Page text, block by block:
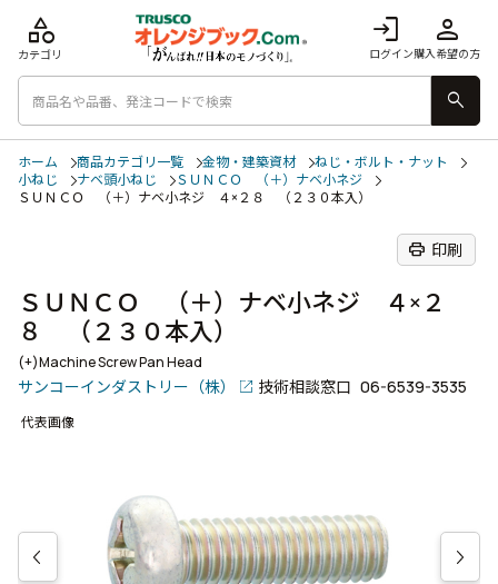
login
ログイン
person
購入希望の方
category
カテゴリ
search
ホーム 商品カテゴリ一覧 金物・建築資材
ねじ・ボルト・ナット
小ねじ
ナベ頭小ねじ
ＳＵＮＣＯ （＋）ナベ小ネジ
ＳＵＮＣＯ （＋）ナベ小ネジ ４×２８ （２３０本入）
print 印刷
ＳＵＮＣＯ （＋）ナベ小ネジ ４×２
８ （２３０本入）
(+)Machine Screw Pan Head
サンコーインダストリー（株） 技術相談窓口 06-6539-3535
代表画像